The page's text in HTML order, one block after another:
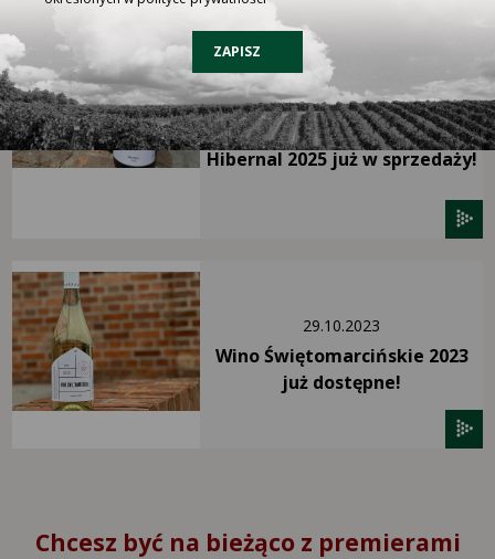
07.04.2026
Hibernal 2025 już w sprzedaży!
29.10.2023
Wino Świętomarcińskie 2023
już dostępne!
Chcesz być na bieżąco z premierami
ZAPISZ